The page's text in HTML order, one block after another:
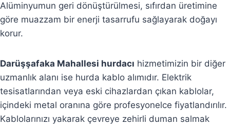
Alüminyumun geri dönüştürülmesi, sıfırdan üretimine
göre muazzam bir enerji tasarrufu sağlayarak doğayı
korur.
Darüşşafaka Mahallesi hurdacı hizmetimizin bir diğer
uzmanlık alanı ise hurda kablo alımıdır. Elektrik
tesisatlarından veya eski cihazlardan çıkan kablolar,
içindeki metal oranına göre profesyonelce fiyatlandırılır.
Kablolarınızı yakarak çevreye zehirli duman salmak